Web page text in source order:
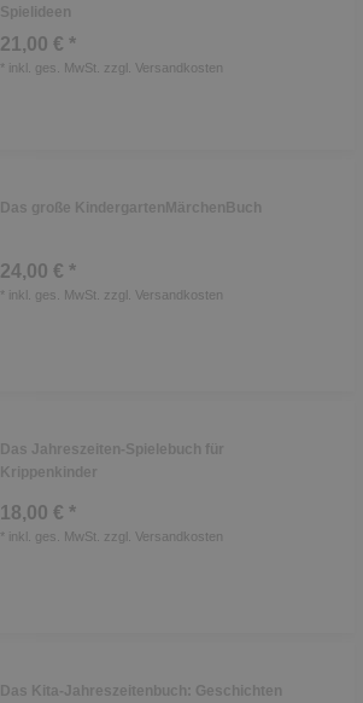
Spielideen
21,00 € *
* inkl. ges. MwSt. zzgl. Versandkosten
Das große KindergartenMärchenBuch
24,00 € *
* inkl. ges. MwSt. zzgl. Versandkosten
Das Jahreszeiten-Spielebuch für
Krippenkinder
18,00 € *
* inkl. ges. MwSt. zzgl. Versandkosten
Das Kita-Jahreszeitenbuch: Geschichten